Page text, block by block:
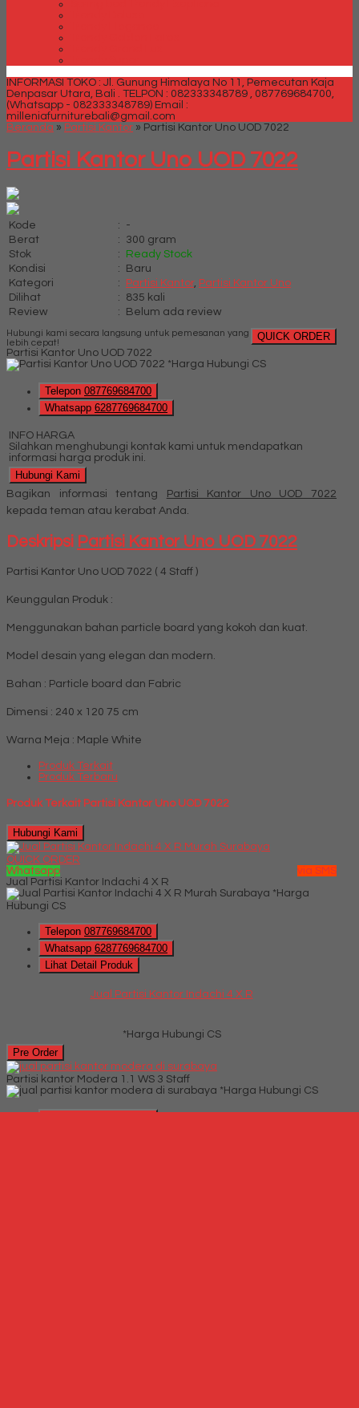
INFORMASI TOKO : Jl. Gunung Himalaya No 11, Pemecutan Kaja
Denpasar Utara, Bali . TELPON : 082333348789 , 087769684700,
(Whatsapp - 082333348789) Email :
milleniafurniturebali@gmail.com
Beranda » Partisi Kantor » Partisi Kantor Uno UOD 7022
Partisi Kantor Uno UOD 7022
Kode :
-
Berat
:
300 gram
Stok
:
Ready Stock
Kondisi
:
Baru
Kategori
: Partisi Kantor, Partisi Kantor Uno
Dilihat
:
835 kali
Review
: Belum ada review
QUICK ORDER
Hubungi kami secara langsung untuk pemesanan yang
lebih cepat!
Partisi Kantor Uno UOD 7022
*Harga Hubungi CS
Telepon 087769684700
Whatsapp 6287769684700
INFO HARGA
Silahkan menghubungi kontak kami untuk mendapatkan
informasi harga produk ini.
Hubungi Kami
Bagikan informasi tentang Partisi Kantor Uno UOD 7022
kepada teman atau kerabat Anda.
Deskripsi Partisi Kantor Uno UOD 7022
Partisi Kantor Uno UOD 7022 ( 4 Staff )
Keunggulan Produk :
Menggunakan bahan particle board yang kokoh dan kuat.
Model desain yang elegan dan modern.
Bahan : Particle board dan Fabric
Dimensi : 240 x 120 75 cm
Warna Meja : Maple White
Produk Terkait
Produk Terbaru
Produk Terkait Partisi Kantor Uno UOD 7022
Hubungi Kami
QUICK ORDER
Whatsapp
via SMS
Jual Partisi Kantor Indachi 4 X R
*Harga
Hubungi CS
Telepon 087769684700
Whatsapp 6287769684700
Lihat Detail Produk
Jual Partisi Kantor Indachi 4 X R
*Harga Hubungi CS
Pre Order
Partisi kantor Modera 1.1 WS 3 Staff
*Harga Hubungi CS